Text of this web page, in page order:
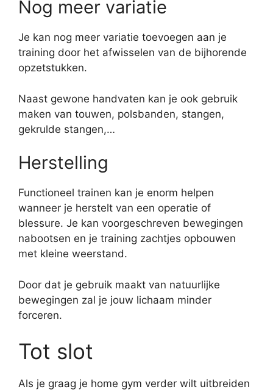
Nog meer variatie
Je kan nog meer variatie toevoegen aan je
training door het afwisselen van de bijhorende
opzetstukken.
Naast gewone handvaten kan je ook gebruik
maken van touwen, polsbanden, stangen,
gekrulde stangen,…
Herstelling
Functioneel trainen kan je enorm helpen
wanneer je herstelt van een operatie of
blessure. Je kan voorgeschreven bewegingen
nabootsen en je training zachtjes opbouwen
met kleine weerstand.
Door dat je gebruik maakt van natuurlijke
bewegingen zal je jouw lichaam minder
forceren.
Tot slot
Als je graag je home gym verder wilt uitbreiden